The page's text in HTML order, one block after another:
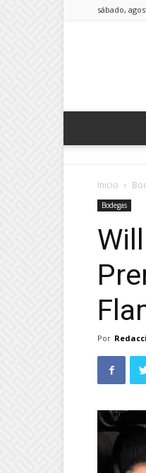
sábado,
Inicio
Bodegas
Por